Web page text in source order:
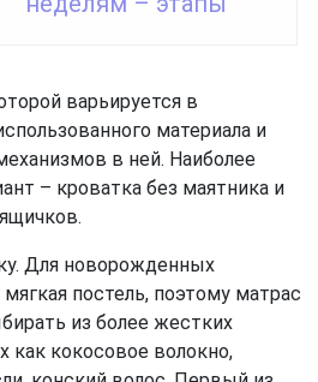
варьируется в
материала и
в ней. Наиболее
– кроватка без маятника и
Для новорожденных
постель, поэтому матрас
из более жестких
как кокосовое волокно,